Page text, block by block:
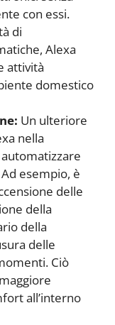
con essi.
di
Alexa
attività
domestico
Un ulteriore
nella
esempio, è
delle
della
della
delle
Ciò
all’interno